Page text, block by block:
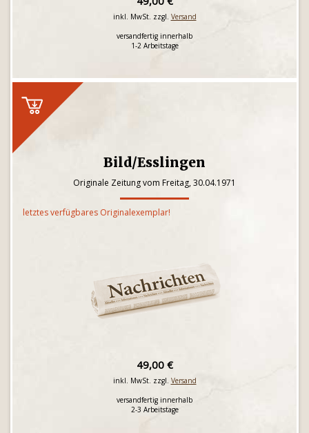
inkl. MwSt. zzgl. Versand
versandfertig innerhalb
1-2 Arbeitstage
Bild/Esslingen
Originale Zeitung vom Freitag, 30.04.1971
letztes verfügbares Originalexemplar!
49,00 €
inkl. MwSt. zzgl. Versand
versandfertig innerhalb
2-3 Arbeitstage